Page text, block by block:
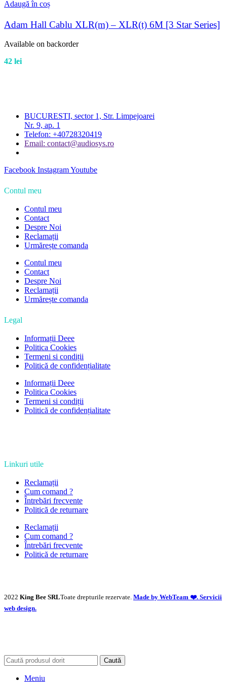
Adaugă în coș
Adam Hall Cablu XLR(m) – XLR(t) 6M [3 Star Series]
Available on backorder
42 lei
BUCURESTI, sector 1, Str. Limpejoarei
Nr. 9, ap. 1
Telefon: +40728320419
Email: contact@audiosys.ro
Facebook InstagramYoutube
Contul meu
Contul meu
Contact
Despre Noi
Reclamații
Urmărește comanda
Contul meu
Contact
Despre Noi
Reclamații
Urmărește comanda
Legal
Informații Deee
Politica Cookies
Termeni si condiții
Politică de confidențialitate
Informații Deee
Politica Cookies
Termeni si condiții
Politică de confidențialitate
Linkuri utile
Reclamații
Cum comand ?
Întrebări frecvente
Politică de returnare
Reclamații
Cum comand ?
Întrebări frecvente
Politică de returnare
2022 King Bee SRLToate drepturile rezervate. Made by WebTeam ❤️. Servicii
web design.
Caută
Meniu